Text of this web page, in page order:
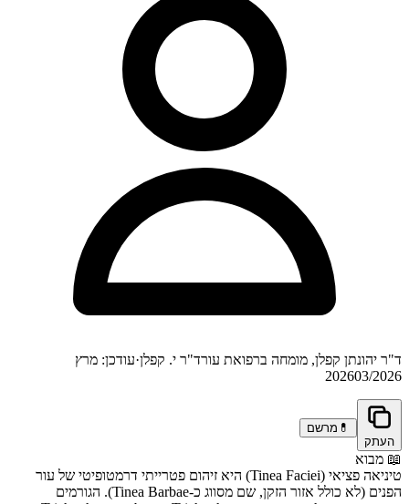
ד"ר יהונתן קפלן, מומחה ברפואת עורד"ר י. קפלן·עודכן: מרץ
202603/2026
העתק
💊 מרשם
📖 מבוא
טיניאה פציאי (Tinea Faciei) היא זיהום פטרייתי דרמטופיטי של עור
הפנים (לא כולל אזור הזקן, שם מסווג כ-Tinea Barbae). הגורמים